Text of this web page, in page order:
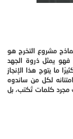
مشروع التخرج هو
يمثل ذروة الجهد
ما يتوج هذا الإنجاز
لكل من ساندوه
مجرد كلمات تُكتب، بل